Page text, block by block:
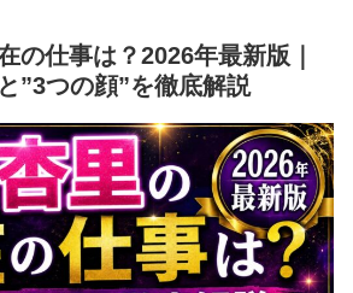
の仕事は？2026年最新版｜
”3つの顔”を徹底解説